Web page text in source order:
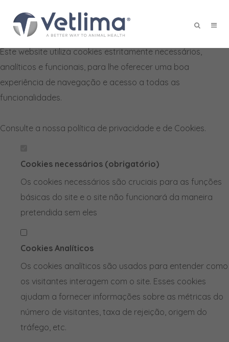
Defina as suas preferências de
cookies para este website.
Este website utiliza cookies estritamente necessários,
analíticos e funcionais, para lhe oferecer uma boa
experiência de navegação e acesso a todas as
funcionalidades.
Consulte a nossa política de privacidade e de Cookies.
Cookies necessários (obrigatório)
Os cookies necessários são cruciais para as funções
básicas do site e o site não funcionará da maneira
pretendida sem eles
Cookies Analíticos
Os cookies analíticos são usados para entender como
os visitantes interagem com o site. Esses cookies
ajudam a fornecer informações sobre as métricas do
número de visitantes, taxa de rejeição, origem do
tráfego, etc.